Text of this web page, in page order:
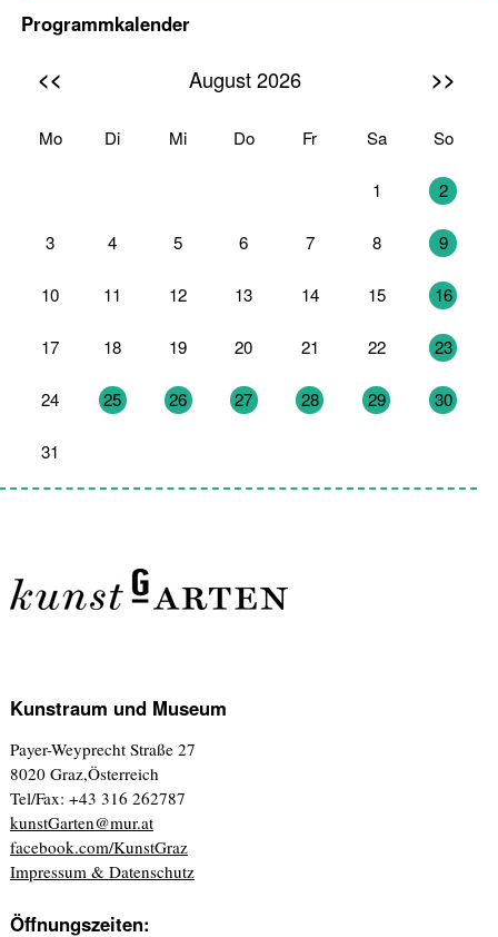
Programmkalender
<< August 2026 >>
Mo Di Mi Do Fr Sa So
1 2
3 4 5 6 7 8 9
10 11 12 13 14 15 16
17 18 19 20 21 22 23
24 25 26 27 28 29 30
31
Kunstraum und Museum
Payer-Weyprecht Straße 27
8020 Graz,Österreich
Tel/Fax: +43 316 262787
kunstGarten@mur.at
facebook.com/KunstGraz
Impressum & Datenschutz
Öffnungszeiten: